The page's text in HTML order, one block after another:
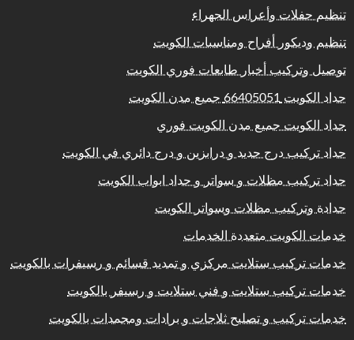
تنظيم حفلات وأعراس الجهراء
تنظيم وديكور أفراح ومناسبات الكويت
توصيل وتركيب أخبار طابعات فوري الكويت
حداد الكويت 66405051 جميع مدن الكويت
حداد الكويت جميع مدن الكويت فوري
حداد تركيب درج حديد و درابزين و درج دائري في الكويت
حداد تركيب مظلات و سواتر و حداد ابواب الكويت
حدادة وتركيب مظلات وسواتر الكويت
خدمات الكويت متعددة الخدمات
خدمات تركيب ستلايت مركزي و تمديد قسائم و رسيفرات بالكويت
خدمات تركيب ستلايت و فني ستلايت و رسيفر بالكويت
خدمات تركيب و تصليح ثلاجات و برادات ومجمدات بالكويت